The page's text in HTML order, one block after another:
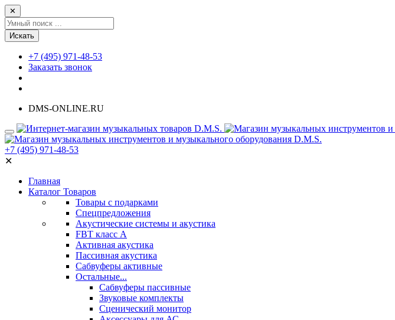
✕
Искать
+7 (495) 971-48-53
Заказать звонок
DMS-ONLINE.RU
+7 (495) 971-48-53
✕
Главная
Каталог Товаров
Товары с подарками
Спецпредложения
Акустические системы и акустика
FBT класс А
Активная акустика
Пассивная акустика
Сабвуферы активные
Остальные...
Сабвуферы пассивные
Звуковые комплекты
Сценический монитор